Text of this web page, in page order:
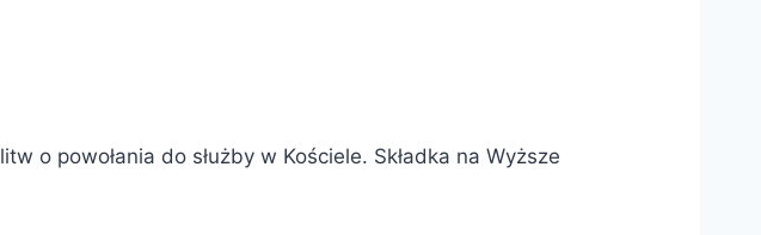
o powołania do służby w Kościele. Składka na Wyższe